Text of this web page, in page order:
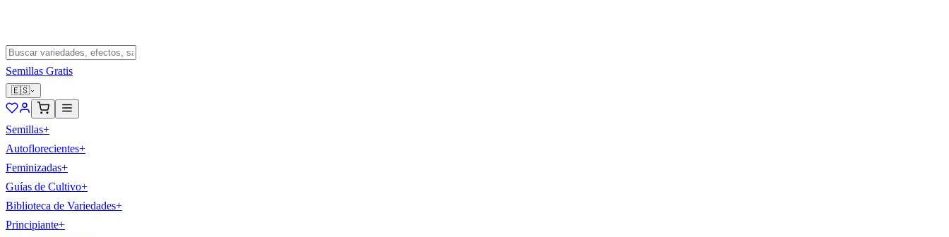
Semillas Gratis
🇪🇸
Semillas+
Autoflorecientes+
Feminizadas+
Guías de Cultivo+
Biblioteca de Variedades+
Principiante+